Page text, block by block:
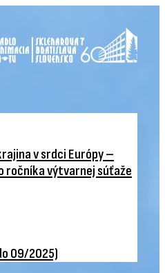
v srdci Európy –
ročníka výtvarnej súťaže
09/2025)